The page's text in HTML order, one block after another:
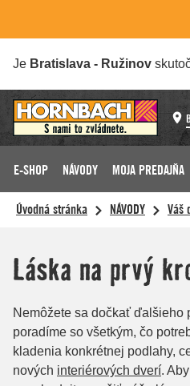
Je Bratislava - Ružinov
E-SHOP NÁVODY MOJA PREDAJŇA